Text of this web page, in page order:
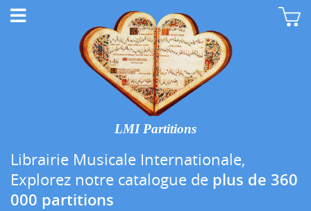
LMI Partitions
Librairie Musicale Internationale,
Explorez notre catalogue de plus de 360
000 partitions